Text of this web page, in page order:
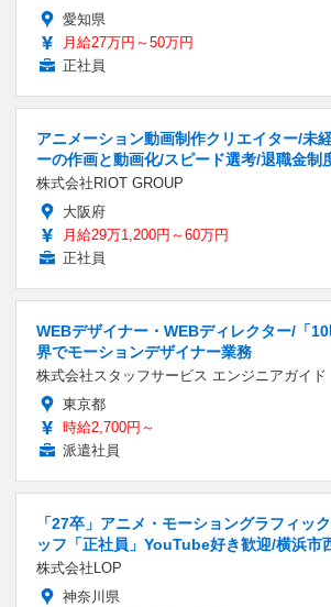
愛知県
月給27万円～50万円
正社員
アニメーション動画制作クリエイター/未
ーの作画と動画化/スピード選考/退職金制
株式会社RIOT GROUP
大阪府
月給29万1,200円～60万円
正社員
WEBデザイナー・WEBディレクター/「
界でモーションデザイナー業務
株式会社スタッフサービス エンジニアガイド
東京都
時給2,700円～
派遣社員
「27卒」アニメ・モーショングラフィッ
ッフ「正社員」YouTube好き歓迎/横浜市
株式会社LOP
神奈川県